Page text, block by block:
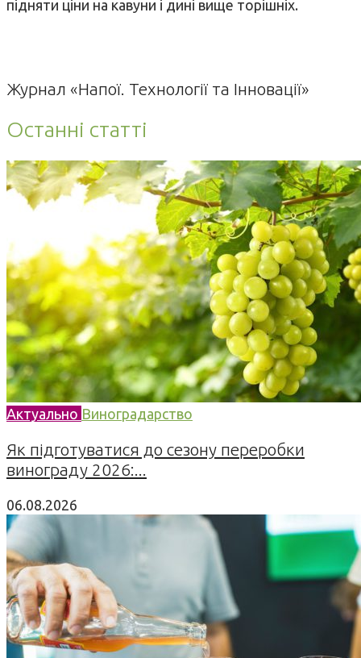
підняти ціни на кавуни і дині вище торішніх.
Журнал «Напої. Технології та Інновації»
Останні статті
Актуально Виноградарство
Як підготуватися до сезону переробки
винограду 2026:...
06.08.2026